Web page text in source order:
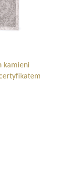
kamieni